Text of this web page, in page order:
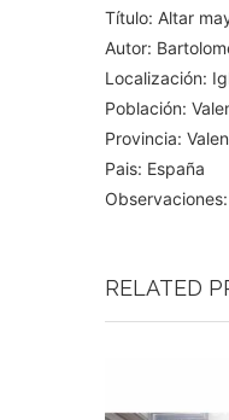
Título: Altar
Autor:
Localización:
Población:
Provincia:
Pais: España
RELATED